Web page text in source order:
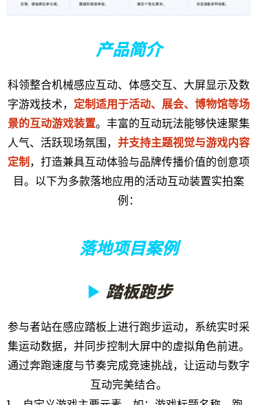
产品简介
科领整合机械感应互动、体感交互、大屏显示及数
字游戏技术， 定制适用于活动、展会、博物馆等场
景的互动游戏装置。丰富的互动玩法能够快速聚集
人气、活跃现场氛围， 并支持主题视觉与游戏内容
定制，打造兼具互动体验与品牌传播价值的创意项
目。以下为多款落地应用的活动互动装置实拍案
例：
落地项目案例
▶ 踏板跑步
参与者站在感应踏板上进行跑步运动，系统实时采
集运动数据，并同步控制大屏中的虚拟角色前进。
通过奔跑速度与节奏完成竞速挑战，让运动与数字
互动完美结合。